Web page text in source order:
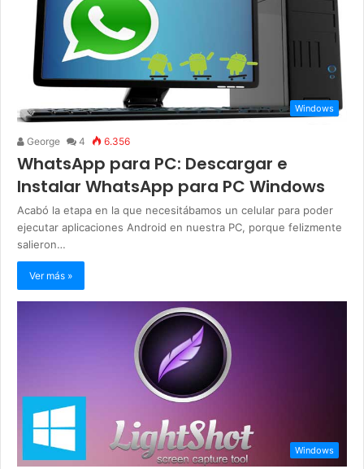
Windows
George 4 6.356
WhatsApp para PC: Descargar e
Instalar WhatsApp para PC Windows
Acabó la etapa en la que necesitábamos un celular para poder
ejecutar aplicaciones Android en nuestra PC, porque felizmente
salieron…
Ver más »
Windows